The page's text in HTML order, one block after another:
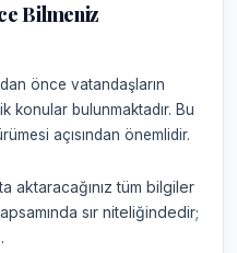
Bilmeniz
önce vatandaşların
konular bulunmaktadır. Bu
açısından önemlidir.
aktaracağınız tüm bilgiler
sır niteliğindedir;